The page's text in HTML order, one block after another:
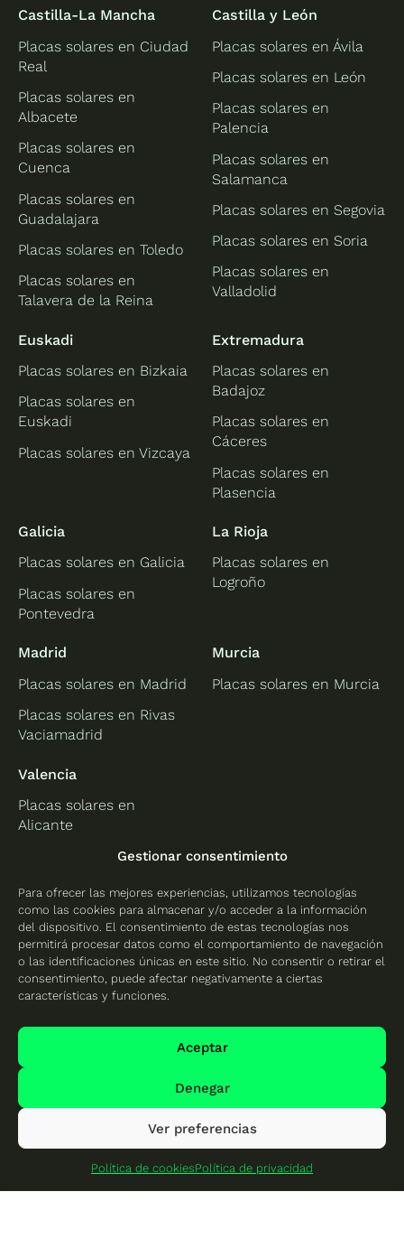
Gestionar consentimiento
Para ofrecer las mejores experiencias, utilizamos tecnologías
como las cookies para almacenar y/o acceder a la información
del dispositivo. El consentimiento de estas tecnologías nos
permitirá procesar datos como el comportamiento de navegación
o las identificaciones únicas en este sitio. No consentir o retirar el
consentimiento, puede afectar negativamente a ciertas
características y funciones.
Aceptar
Denegar
Ver preferencias
Política de cookiesPolítica de privacidad
Castilla-La Mancha
Placas solares en Ciudad
Real
Placas solares en
Albacete
Placas solares en
Cuenca
Placas solares en
Guadalajara
Placas solares en Toledo
Placas solares en
Talavera de la Reina
Castilla y León
Placas solares en Ávila
Placas solares en León
Placas solares en
Palencia
Placas solares en
Salamanca
Placas solares en Segovia
Placas solares en Soria
Placas solares en
Valladolid
Euskadi
Placas solares en Bizkaia
Placas solares en
Euskadi
Placas solares en Vizcaya
Extremadura
Placas solares en
Badajoz
Placas solares en
Cáceres
Placas solares en
Plasencia
Galicia
Placas solares en Galicia
Placas solares en
Pontevedra
La Rioja
Placas solares en
Logroño
Madrid
Placas solares en Madrid
Placas solares en Rivas
Vaciamadrid
Murcia
Placas solares en Murcia
Valencia
Placas solares en
Alicante
Placas solares en
Placas solares en
Valencia
Mapa del sitio
© 2026 Cambio Energético - Todos los derechos
reservados